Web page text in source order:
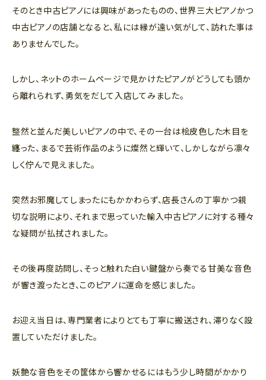
そのとき中古ピアノには興味があったものの、世界三大ピアノかつ
中古ピアノの店舗となると、私には縁が遠い気がして、訪れた事は
ありませんでした。
しかし、ネットのホームページで見かけたピアノがどうしても頭か
ら離れられず、勇気をだして入店してみました。
整然と並んだ美しいピアノの中で、その一台は桧皮色した木目を
纏った、まるで芸術作品のように燦然と輝いて、しかしながら凛々
しく佇んで見えました。
突然お邪魔してしまったにもかかわらず、店長さんの丁寧かつ親
切な説明により、それまで思っていた輸入中古ピアノに対する種々
な疑問が払拭されました。
その後再度訪問し、そっと触れた白い鍵盤から奏でる甘美な音色
が響き渡ったとき、このピアノに運命を感じました。
お迎え当日は、専門業者によりとても丁寧に搬送され、滞りなく設
置していただけました。
妖艶な音色をその筐体から響かせるにはもう少し時間がかかり